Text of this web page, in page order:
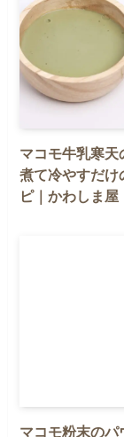
マコモ牛乳寒天
煮て冷やすだけ
ピ｜かわしま屋
マコモ粉末のパ